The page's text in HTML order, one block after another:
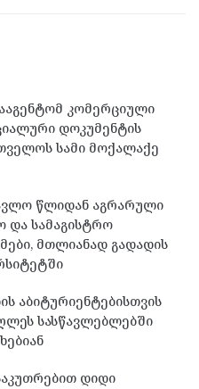
კომერციული
დოკუმენტის
სამი მოქალაქე
წლიდან აგრარული
და სამაგისტრო
მთლიანად გადადის
აბიტურიენტებისთვის
სასწავლებლებში
დიდი